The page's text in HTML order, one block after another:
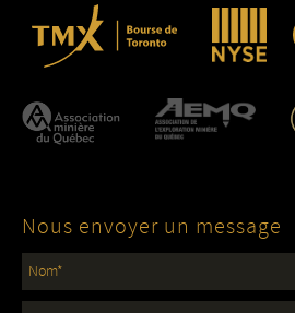
Nous envoyer un message